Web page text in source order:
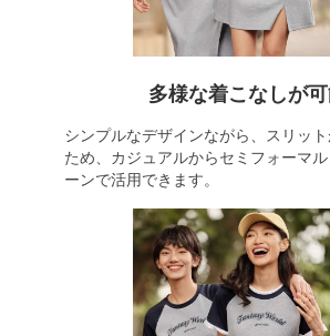
多様な着こなしが
シンプルなデザインながら、スリッ
ため、カジュアルからセミフォーマ
ーンで活用できます。